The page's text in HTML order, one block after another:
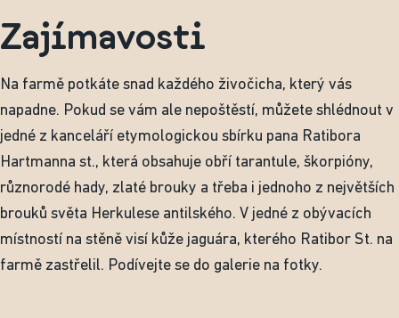
Zajímavosti
Na farmě potkáte snad každého živočicha, který vás
napadne. Pokud se vám ale nepoštěstí, můžete shlédnout v
jedné z kanceláří etymologickou sbírku pana Ratibora
Hartmanna st., která obsahuje obří tarantule, škorpióny,
různorodé hady, zlaté brouky a třeba i jednoho z největších
brouků světa Herkulese antilského. V jedné z obývacích
místností na stěně visí kůže jaguára, kterého Ratibor St. na
farmě zastřelil. Podívejte se do galerie na fotky.